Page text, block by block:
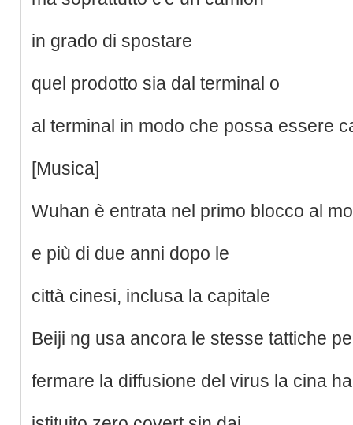
in grado di spostare
quel prodotto sia dal terminal o
al terminal in modo che possa essere
[Musica]
Wuhan è entrata nel primo blocco al
e più di due anni dopo le
città cinesi, inclusa la capitale
Beiji ng usa ancora le stesse tattiche
fermare la diffusione del virus la cina ha